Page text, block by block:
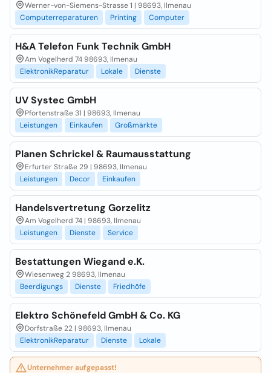
Werner-von-Siemens-Strasse 1 | 98693, Ilmenau
Computerreparaturen
Printing Computer
H&A Telefon Funk Technik GmbH
Am Vogelherd 74 98693, Ilmenau
ElektronikReparatur
Lokale Dienste
UV Systec GmbH
Pfortenstraße 31 | 98693, Ilmenau
Leistungen
Einkaufen Großmärkte
Planen Schrickel & Raumausstattung
Erfurter Straße 29 | 98693, Ilmenau
Leistungen
Decor Einkaufen
Handelsvertretung Gorzelitz
Am Vogelherd 74 | 98693, Ilmenau
Leistungen
Dienste Service
Bestattungen Wiegand e.K.
Wiesenweg 2 98693, Ilmenau
Beerdigungs
Dienste Friedhöfe
Elektro Schönefeld GmbH & Co. KG
Dorfstraße 22 | 98693, Ilmenau
ElektronikReparatur
Dienste Lokale
Unternehmer aufgepasst!